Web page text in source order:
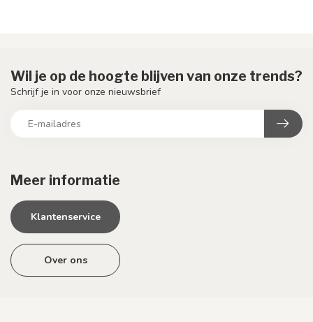
Meer informatie
Klantenservice
Over ons
Wil je op de hoogte blijven van onze trends?
Schrijf je in voor onze nieuwsbrief